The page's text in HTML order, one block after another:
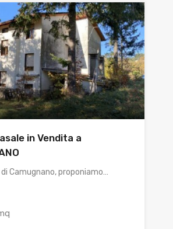
in Vendita a
Camugnano, proponiamo…